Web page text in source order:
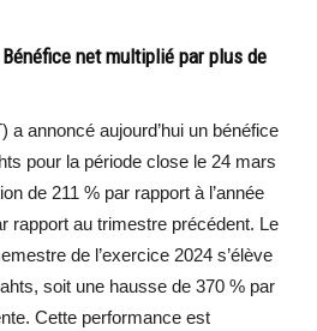
net multiplié par plus de
a annoncé aujourd’hui un bénéfice
pour la période close le 24 mars
de 211 % par rapport à l’année
rapport au trimestre précédent. Le
de l’exercice 2024 s’élève
soit une hausse de 370 % par
Cette performance est